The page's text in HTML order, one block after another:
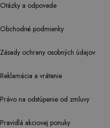
Otázky a odpovede
Obchodné podmienky
Zásady ochrany osobných údajov
Reklamácia a vrátenie
Právo na odstúpenie od zmluvy
Pravidlá akciovej ponuky